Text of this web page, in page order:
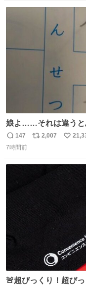
娘よ……それは違うと
返
信
147
リ
2,007
い
7時間前
🚨超びっくり！超びっくり！🚨 日曜劇